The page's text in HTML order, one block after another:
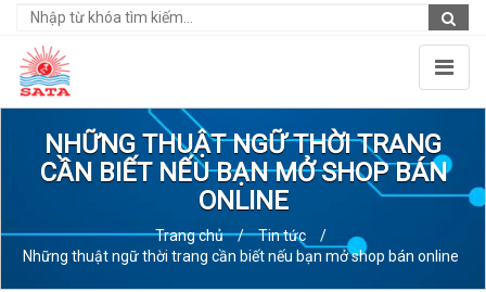
NHỮNG THUẬT NGỮ THỜI TRANG
CẦN BIẾT NẾU BẠN MỞ SHOP BÁN
ONLINE
Trang chủ / Tin tức
/
Những thuật ngữ thời trang cần biết nếu bạn mở shop bán online